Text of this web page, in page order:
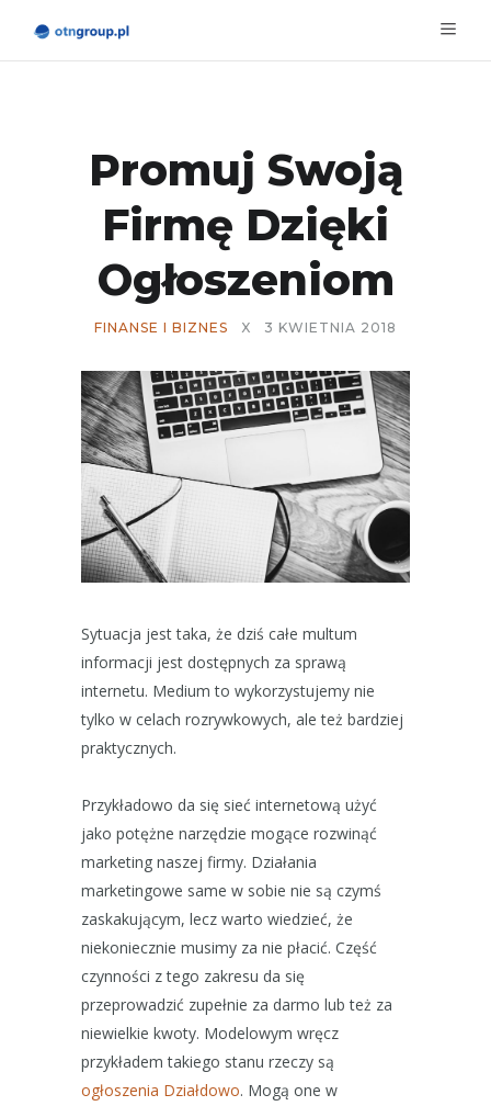
Promuj Swoją
Firmę Dzięki
Ogłoszeniom
FINANSE I BIZNES X 3 KWIETNIA 2018
Sytuacja jest taka, że dziś całe multum
informacji jest dostępnych za sprawą
internetu. Medium to wykorzystujemy nie
tylko w celach rozrywkowych, ale też bardziej
praktycznych.
Przykładowo da się sieć internetową użyć
jako potężne narzędzie mogące rozwinąć
marketing naszej firmy. Działania
marketingowe same w sobie nie są czymś
zaskakującym, lecz warto wiedzieć, że
niekoniecznie musimy za nie płacić. Część
czynności z tego zakresu da się
przeprowadzić zupełnie za darmo lub też za
niewielkie kwoty. Modelowym wręcz
przykładem takiego stanu rzeczy są
ogłoszenia Działdowo. Mogą one w